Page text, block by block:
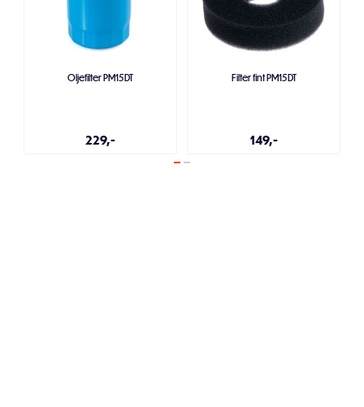
Oljefilter PM15DT
229,-
Filter fint PM15DT
149,-